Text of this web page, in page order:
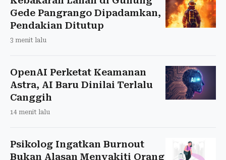
Gede Pangrango Dipadamkan,
Pendakian Ditutup
3 menit lalu
OpenAI Perketat Keamanan
Astra, AI Baru Dinilai Terlalu
Canggih
14 menit lalu
Psikolog Ingatkan Burnout
Bukan Alasan Menyakiti Orang